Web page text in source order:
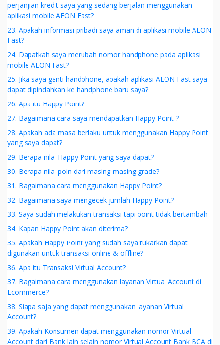
perjanjian kredit saya yang sedang berjalan menggunakan
aplikasi mobile AEON Fast?
23. Apakah informasi pribadi saya aman di aplikasi mobile AEON
Fast?
24. Dapatkah saya merubah nomor handphone pada aplikasi
mobile AEON Fast?
25. Jika saya ganti handphone, apakah aplikasi AEON Fast saya
dapat dipindahkan ke handphone baru saya?
26. Apa itu Happy Point?
27. Bagaimana cara saya mendapatkan Happy Point ?
28. Apakah ada masa berlaku untuk menggunakan Happy Point
yang saya dapat?
29. Berapa nilai Happy Point yang saya dapat?
30. Berapa nilai poin dari masing-masing grade?
31. Bagaimana cara menggunakan Happy Point?
32. Bagaimana saya mengecek jumlah Happy Point?
33. Saya sudah melakukan transaksi tapi point tidak bertambah
34. Kapan Happy Point akan diterima?
35. Apakah Happy Point yang sudah saya tukarkan dapat
digunakan untuk transaksi online & offline?
36. Apa itu Transaksi Virtual Account?
37. Bagaimana cara menggunakan layanan Virtual Account di
Ecommerce?
38. Siapa saja yang dapat menggunakan layanan Virtual
Account?
39. Apakah Konsumen dapat menggunakan nomor Virtual
Account dari Bank lain selain nomor Virtual Account Bank BCA di